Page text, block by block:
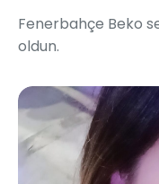
Fenerbahçe Beko
oldun.